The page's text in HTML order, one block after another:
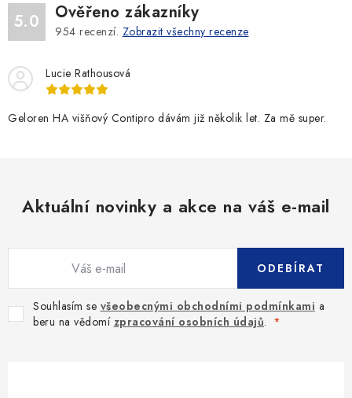
5.0 Ověřeno zákazníky
954 recenzí. Zobrazit všechny recenze
Lucie Rathousová
Geloren HA višňový Contipro dávám již několik let. Za mě super.
Aktuální novinky a akce na váš e-mail
Souhlasím se všeobecnými obchodními podmínkami a
beru na vědomí zpracování osobních údajů.
ODEBÍRAT